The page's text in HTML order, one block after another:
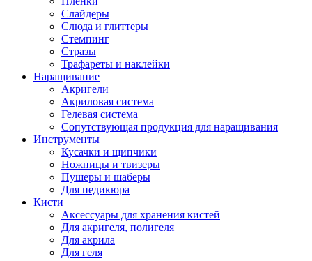
Слайдеры
Слюда и глиттеры
Стемпинг
Стразы
Трафареты и наклейки
Наращивание
Акригели
Акриловая система
Гелевая система
Сопутствующая продукция для наращивания
Инструменты
Кусачки и щипчики
Ножницы и твизеры
Пушеры и шаберы
Для педикюра
Кисти
Аксессуары для хранения кистей
Для акригеля, полигеля
Для акрила
Для геля